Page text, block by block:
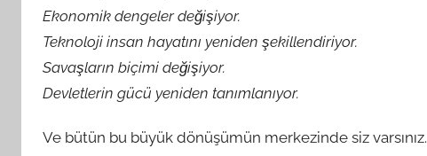
n
Ekonomik dengeler değişiyor.
Teknoloji insan hayatını yeniden şekillendiriyor.
Savaşların biçimi değişiyor.
Devletlerin gücü yeniden tanımlanıyor.
Ve bütün bu büyük dönüşümün merkezinde siz varsınız.